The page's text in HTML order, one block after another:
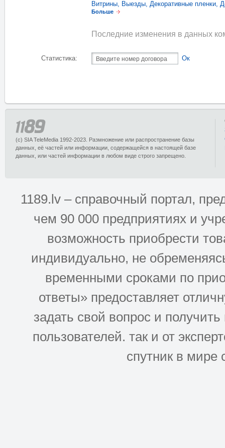
Витрины, Выезды, Декоративные пленки,
Больше
Последние изменения в данных
Статистика: Ок
(c) SIA TeleMedia 1992-2023. Размножение или распространение базы
данных, её частей или информации, содержащейся в настоящей базе
данных, или частей информации в любом виде строго запрещено.
1189.lv – справочный портал,
чем 90 000 предприятиях и
возможность приобрести
индивидуально, не
временными сроками по
ответы» предоставляет
задать свой вопрос и
пользователей. так и от
спутник в